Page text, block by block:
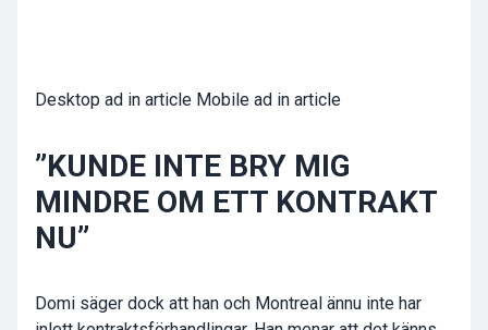
Desktop ad in article Mobile ad in article
”KUNDE INTE BRY MIG
MINDRE OM ETT KONTRAKT
NU”
Domi säger dock att han och Montreal ännu inte har